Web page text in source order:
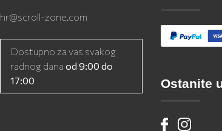
hr@scroll-zone.com
Dostupno za vas svakog
radnog dana od 9:00 do
17:00
Ostanite